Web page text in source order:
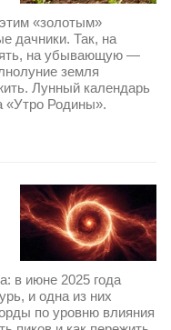
«золотым»
дачники. Так, на
на убывающую —
земля
Лунный календарь
«Утро Родины».
в июне 2025 года
и одна из них
по уровню влияния